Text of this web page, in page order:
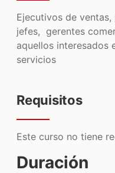
CLIENTES
CONTACTO
Ejecutivos de
jefes, gerentes
aquellos interesados
servicios
Requisitos
Este curso no tiene
Duración